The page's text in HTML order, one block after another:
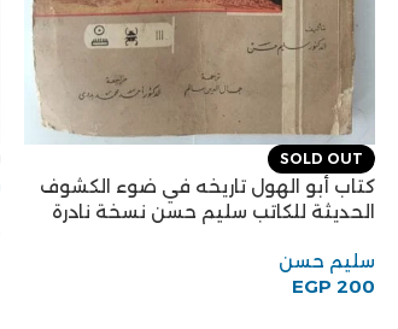
SOLD OUT
كتاب أبو الهول تاريخه في ضوء الكشوف
الحديثة للكاتب سليم حسن نسخة نادرة
سليم حسن
EGP 200